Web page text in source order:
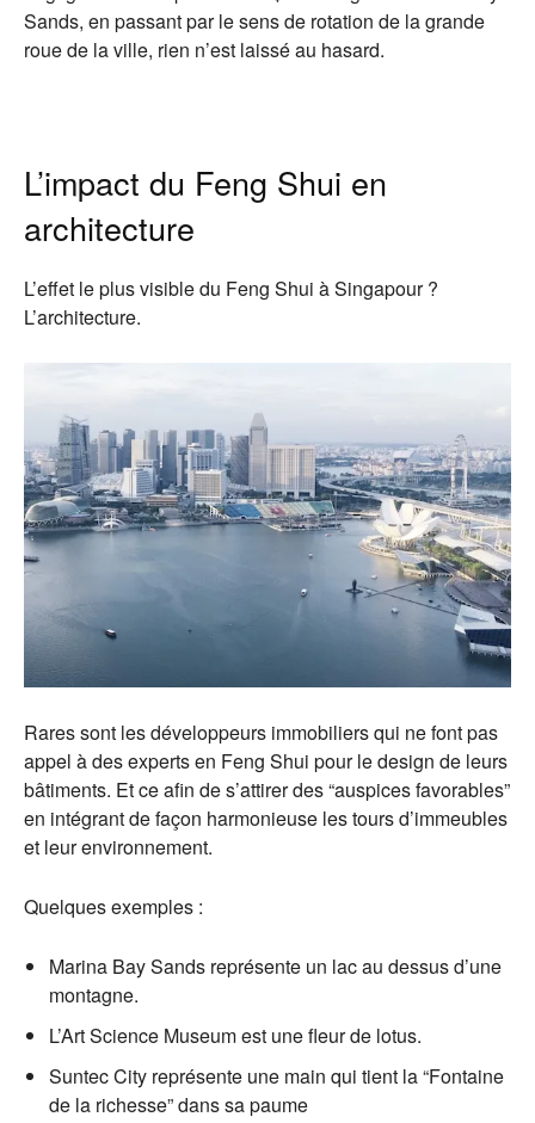
Sands, en passant par le sens de rotation de la grande
roue de la ville, rien n’est laissé au hasard.
L’impact du Feng Shui en
architecture
L’effet le plus visible du Feng Shui à Singapour ?
L’architecture.
Rares sont les développeurs immobiliers qui ne font pas
appel à des experts en Feng Shui pour le design de leurs
bâtiments. Et ce afin de s’attirer des “auspices favorables”
en intégrant de façon harmonieuse les tours d’immeubles
et leur environnement.
Quelques exemples :
Marina Bay Sands représente un lac au dessus d’une
montagne.
L’Art Science Museum est une fleur de lotus.
Suntec City représente une main qui tient la “Fontaine
de la richesse” dans sa paume